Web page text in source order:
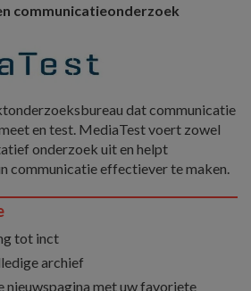
communicatieonderzoek
dat communicatie
en test. MediaTest voert zowel
onderzoek uit en helpt
communicatie effectiever te maken.
tot inct
archief
nieuwspagina met uw favoriete